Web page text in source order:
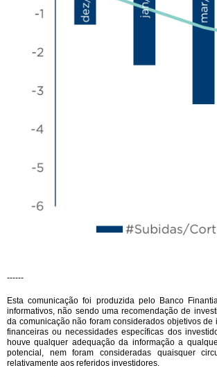
------
Esta comunicação foi produzida pelo Banco
informativos, não sendo uma recomendação de
da comunicação não foram considerados objetivos de
financeiras ou necessidades específicas dos
houve qualquer adequação da informação a
potencial, nem foram consideradas quaisquer
relativamente aos referidos investidores.